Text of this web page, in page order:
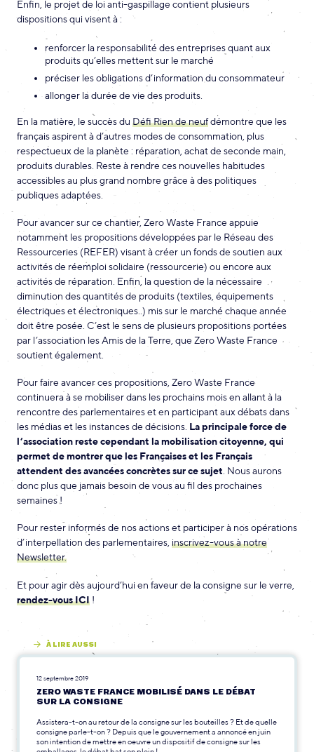
Enfin, le projet de loi anti-gaspillage contient plusieurs
dispositions qui visent à :
renforcer la responsabilité des entreprises quant aux
produits qu’elles mettent sur le marché
préciser les obligations d’information du consommateur
allonger la durée de vie des produits.
En la matière, le succès du Défi Rien de neufdémontre que les
français aspirent à d’autres modes de consommation, plus
respectueux de la planète : réparation, achat de seconde main,
produits durables. Reste à rendre ces nouvelles habitudes
accessibles au plus grand nombre grâce à des politiques
publiques adaptées.
Pour avancer sur ce chantier, Zero Waste France appuie
notamment les propositions développées par le Réseau des
Ressourceries (REFER) visant à créer un fonds de soutien aux
activités de réemploi solidaire (ressourcerie) ou encore aux
activités de réparation. Enfin, la question de la nécessaire
diminution des quantités de produits (textiles, équipements
électriques et électroniques..) mis sur le marché chaque année
doit être posée. C’est le sens de plusieurs propositions portées
par l’association les Amis de la Terre, que Zero Waste France
soutient également.
Pour faire avancer ces propositions, Zero Waste France
continuera à se mobiliser dans les prochains mois en allant à la
rencontre des parlementaires et en participant aux débats dans
les médias et les instances de décisions. La principale force de
l’association reste cependant la mobilisation citoyenne, qui
permet de montrer que les Françaises et les Français
attendent des avancées concrètes sur ce sujet. Nous aurons
donc plus que jamais besoin de vous au fil des prochaines
semaines !
Pour rester informés de nos actions et participer à nos opérations
d’interpellation des parlementaires, inscrivez-vous à notre
Newsletter.
Et pour agir dès aujourd’hui en faveur de la consigne sur le verre,
rendez-vous ICI !
À LIRE AUSSI
12 septembre 2019
ZERO WASTE FRANCE MOBILISÉ DANS LE DÉBAT
SUR LA CONSIGNE
Assistera-t-on au retour de la consigne sur les bouteilles ? Et de quelle
consigne parle-t-on ? Depuis que le gouvernement a annoncé en juin
son intention de mettre en oeuvre un dispositif de consigne sur les